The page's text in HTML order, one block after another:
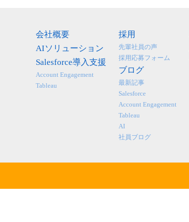
会社概要
AIソリューション
Salesforce導入支援
Account Engagement
Tableau
採用
先輩社員の声
採用応募フォーム
ブログ
最新記事
Salesforce
Account Engagement
Tableau
AI
社員ブログ